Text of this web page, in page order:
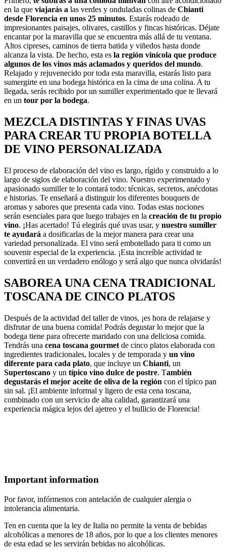
en la que viajarás a las verdes y onduladas colinas de Chianti
desde Florencia en unos 25 minutos. Estarás rodeado de
impresionantes paisajes, olivares, castillos y fincas históricas. Déjate
encantar por la maravilla que se encuentra más allá de tu ventana.
Altos cipreses, caminos de tierra batida y viñedos hasta donde
alcanza la vista. De hecho, esta es la región vinícola que produce
algunos de los vinos más aclamados y queridos del mundo.
Relajado y rejuvenecido por toda esta maravilla, estarás listo para
sumergirte en una bodega histórica en la cima de una colina. A tu
llegada, serás recibido por un sumiller experimentado que te llevará
en un tour por la bodega.
MEZCLA DISTINTAS Y FINAS UVAS
PARA CREAR TU PROPIA BOTELLA
DE VINO PERSONALIZADA
El proceso de elaboración del vino es largo, rígido y construido a lo
largo de siglos de elaboración del vino. Nuestro experimentado y
apasionado sumiller te lo contará todo: técnicas, secretos, anécdotas
e historias. Te enseñará a distinguir los diferentes bouquets de
aromas y sabores que presenta cada vino. Todas estas nociones
serán esenciales para que luego trabajes en la creación de tu propio
vino. ¡Has acertado! Tú elegirás qué uvas usar, y nuestro sumiller
te ayudará a dosificarlas de la mejor manera para crear una
variedad personalizada. El vino será embotellado para ti como un
souvenir especial de la experiencia. ¡Esta increíble actividad te
convertirá en un verdadero enólogo y será algo que nunca olvidarás!
SABOREA UNA CENA TRADICIONAL
TOSCANA DE CINCO PLATOS
Después de la actividad del taller de vinos, ¡es hora de relajarse y
disfrutar de una buena comida! Podrás degustar lo mejor que la
bodega tiene para ofrecerte maridado con una deliciosa comida.
Tendrás una cena toscana gourmet de cinco platos elaborada con
ingredientes tradicionales, locales y de temporada y un vino
diferente para cada plato, que incluye un Chianti, un
Supertoscano y un típico vino dulce de postre. También
degustarás el mejor aceite de oliva de la región con el típico pan
sin sal. ¡El ambiente informal y ligero de esta cena toscana,
combinado con un servicio de alta calidad, garantizará una
experiencia mágica lejos del ajetreo y el bullicio de Florencia!
Important information
Por favor, infórmenos con antelación de cualquier alergia o
intolerancia alimentaria.
Ten en cuenta que la ley de Italia no permite la venta de bebidas
alcohólicas a menores de 18 años, por lo que a los clientes menores
de esta edad se les servirán bebidas no alcohólicas.